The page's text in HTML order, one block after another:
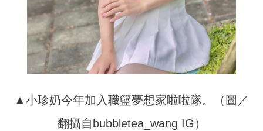
▲小珍奶今年加入職籃夢想家啦啦隊。（圖／
翻攝自bubbletea_wang IG）